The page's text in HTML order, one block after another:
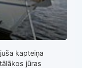
kapteiņa
jūras